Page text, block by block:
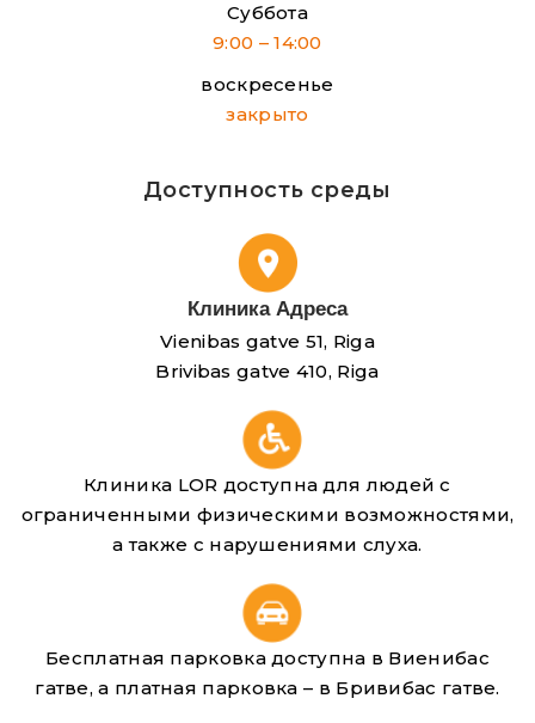
Суббота
9:00 – 14:00
воскресенье
закрыто
Доступность среды
Клиника Адреса
Vienibas gatve 51, Riga
Brivibas gatve 410, Riga
Клиника LOR доступна для людей с
ограниченными физическими возможностями,
а также с нарушениями слуха.
Бесплатная парковка доступна в Виенибас
гатве, а платная парковка – в Бривибас гатве.